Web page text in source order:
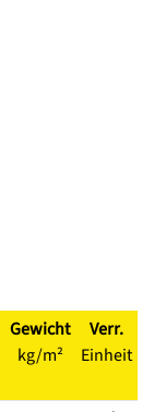
Gewicht
kg/m²
Verr.
Einheit